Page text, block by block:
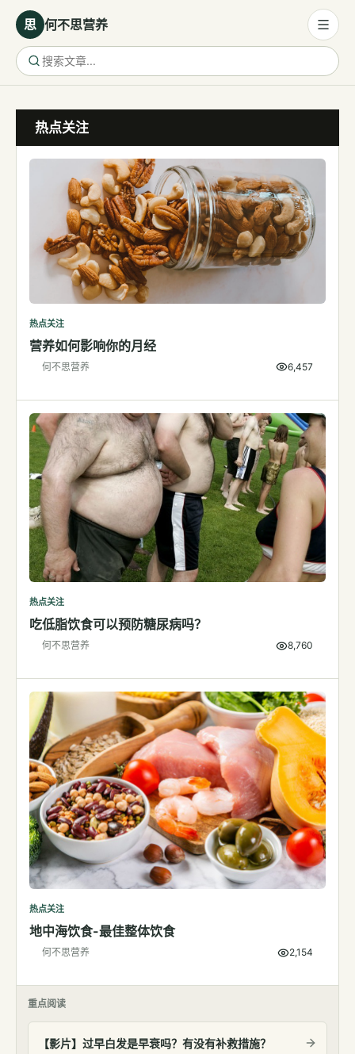
思 何不思营养
营养与饮食
保健食品
代谢健康
生殖健康
运动
睡眠
指标解读
体检与复查
医学百科
视频
视频博客
营养科普视频
热点关注
热点关注
营养如何影响你的月经
何不思营养 6,457
热点关注
吃低脂饮食可以预防糖尿病吗？
何不思营养 8,760
热点关注
地中海饮食-最佳整体饮食
何不思营养 2,154
重点阅读
【影片】过早白发是早衰吗？有没有补救措施？